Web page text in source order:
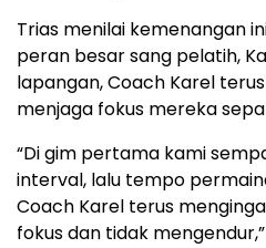
Trias menilai kemenangan
peran besar sang pelatih,
lapangan, Coach Karel
menjaga fokus mereka
“Di gim pertama kami
interval, lalu tempo
Coach Karel terus
fokus dan tidak